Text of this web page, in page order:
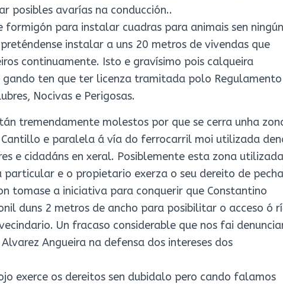
posibles avarías na conducción..
formigón para instalar cuadras para animais sen ningún
instalar a uns 20 metros de vivendas que
continuamente. Isto e gravísimo pois calqueira
ten que ter licenza tramitada polo Regulamento
Nocivas e Perigosas.
tremendamente molestos por que se cerra unha
e paralela á vía do ferrocarril moi utilizada
e cidadáns en xeral. Posiblemente esta zona utilizada
e o propietario exerza o seu dereito de
tomase a iniciativa para conquerir que Constantino
duns 2 metros de ancho para posibilitar o acceso ó
Un fracaso considerable que nos fai
Angueira na defensa dos intereses dos
exerce os dereitos sen dubidalo pero cando falamos